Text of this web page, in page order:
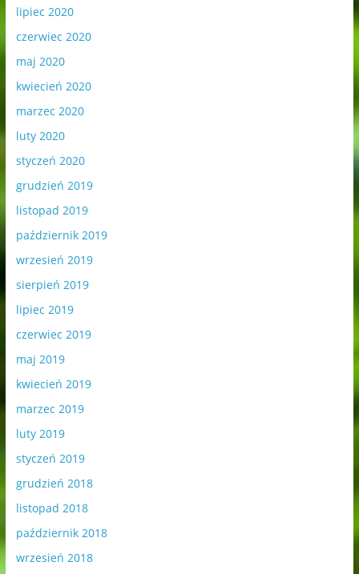
lipiec 2020
czerwiec 2020
maj 2020
kwiecień 2020
marzec 2020
luty 2020
styczeń 2020
grudzień 2019
listopad 2019
październik 2019
wrzesień 2019
sierpień 2019
lipiec 2019
czerwiec 2019
maj 2019
kwiecień 2019
marzec 2019
luty 2019
styczeń 2019
grudzień 2018
listopad 2018
październik 2018
wrzesień 2018